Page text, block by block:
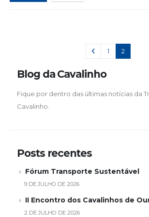
1 2
Blog da Cavalinho
Fique por dentro das últimas notícias da
Cavalinho.
Posts recentes
Fórum Transporte Sustentável
9 DE JULHO DE 2026
II Encontro dos Cavalinhos de
2 DE JULHO DE 2026